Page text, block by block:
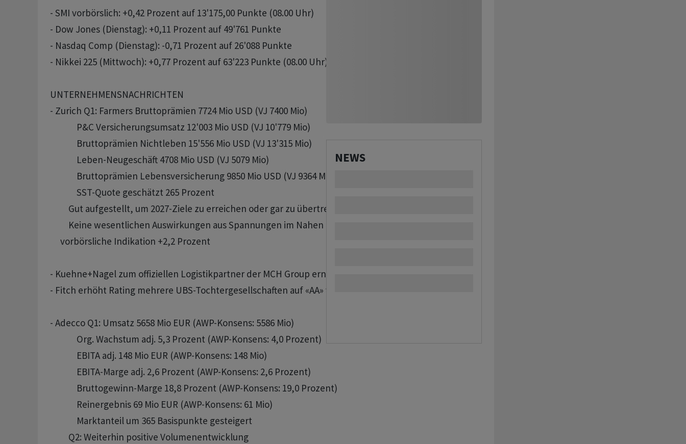
- SMI vorbörslich: +0,42 Prozent auf 13'175,00 Punkte (08.00 Uhr)
- Dow Jones (Dienstag): +0,11 Prozent auf 49'761 Punkte
- Nasdaq Comp (Dienstag): -0,71 Prozent auf 26'088 Punkte
- Nikkei 225 (Mittwoch): +0,77 Prozent auf 63'223 Punkte (08.00 Uhr)
UNTERNEHMENSNACHRICHTEN
- Zurich Q1: Farmers Bruttoprämien 7724 Mio USD (VJ 7400 Mio)
             P&C Versicherungsumsatz 12'003 Mio USD (VJ 10'779 Mio)
             Bruttoprämien Nichtleben 15'556 Mio USD (VJ 13'315 Mio)
             Leben-Neugeschäft 4708 Mio USD (VJ 5079 Mio)
             Bruttoprämien Lebensversicherung 9850 Mio USD (VJ 9364 Mio)
             SST-Quote geschätzt 265 Prozent
         Gut aufgestellt, um 2027-Ziele zu erreichen oder gar zu übertreffen
         Keine wesentlichen Auswirkungen aus Spannungen im Nahen Osten erw.
     vorbörsliche Indikation +2,2 Prozent
- Kuehne+Nagel zum offiziellen Logistikpartner der MCH Group ernannt
- Fitch erhöht Rating mehrere UBS-Tochtergesellschaften auf «AA» von «AA-»
- Adecco Q1: Umsatz 5658 Mio EUR (AWP-Konsens: 5586 Mio)
             Org. Wachstum adj. 5,3 Prozent (AWP-Konsens: 4,0 Prozent)
             EBITA adj. 148 Mio EUR (AWP-Konsens: 148 Mio)
             EBITA-Marge adj. 2,6 Prozent (AWP-Konsens: 2,6 Prozent)
             Bruttogewinn-Marge 18,8 Prozent (AWP-Konsens: 19,0 Prozent)
             Reinergebnis 69 Mio EUR (AWP-Konsens: 61 Mio)
             Marktanteil um 365 Basispunkte gesteigert
         Q2: Weiterhin positive Volumenentwicklung
NEWS